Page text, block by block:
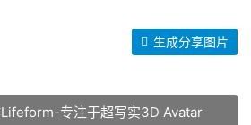
生成分享图片
专注于超写实3D Avatar